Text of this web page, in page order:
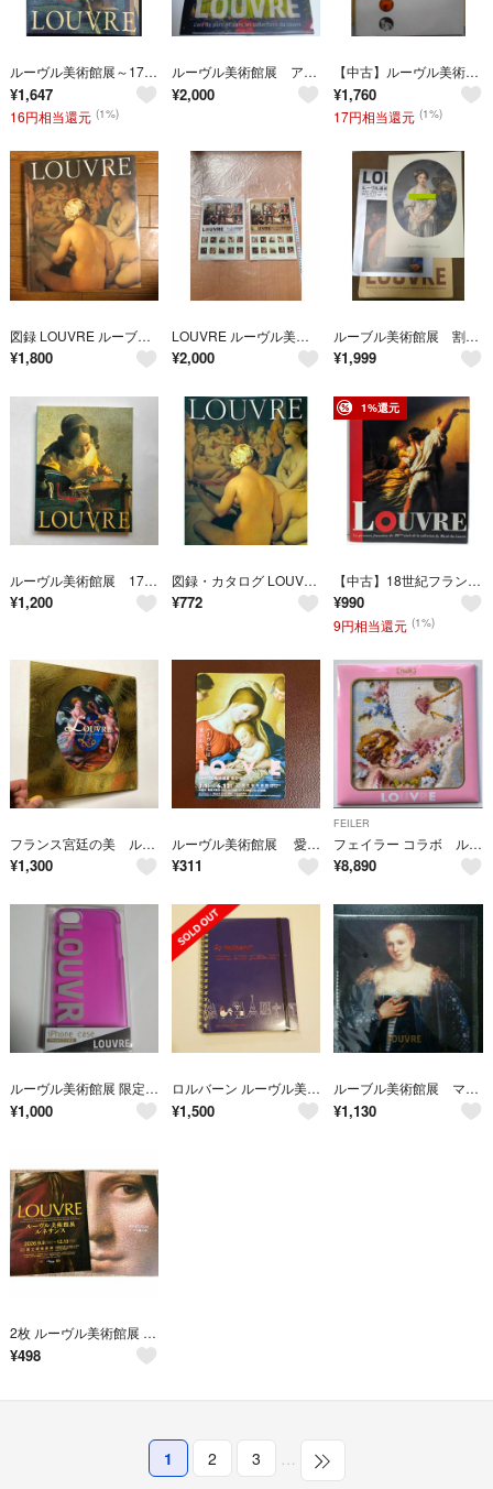
ルーヴル美術館展～17世紀ヨーロッパ絵画図録 大型本
¥1,647
16円相当還元 (1%)
ルーヴル美術館展 アルチンボルド《春》 オリジナルグッズ Ａ4クリアファイル
¥2,000
【中古】ルーヴル美術館展 : 美の宮殿の子どもたち／国立新美術館, 朝日新聞社事業本部文化事業部 編
¥1,760
17円相当還元 (1%)
図録 LOUVRE ルーブル美術館展 19世紀 フランス絵画 新古典主義 から
¥1,800
LOUVRE ルーヴル美術館展
¥2,000
ルーブル美術館展 割れた水瓶 ジャン=バティスト・クルーズ 国立新美術館
¥1,999
ルーヴル美術館展 17世紀ヨーロッパ絵画 図録 洋画 画集 油絵
¥1,200
図録・カタログ LOUVRE ルーブル美術館展 19世紀フランス絵画 新古典主義からロマン主義へ
¥772
1%還元
【中古】18世紀フランス絵画のきらめき ルーヴル美術館展 ロココから新古典派へ／読売新聞文化事業部／読売新聞社
¥990
9円相当還元 (1%)
フランス宮廷の美 ルーヴル美術館展 図録 絵画 工芸
¥1,300
ルーヴル美術館展 愛を描く カード サッソフェラート 《眠る幼子イエス》
¥311
FEILER
フェイラー コラボ ルーヴル美術館展 ラシーブルダムール 縁アイボリー
¥8,890
ルーヴル美術館展 限定 iPhone case iPhone6/7/8対応
¥1,000
ロルバーン ルーヴル美術館展 パリ 限定
¥1,500
ルーブル美術館展 マルチクリーナー 女性の肖像 美しきナーニ ヴェロネーゼ
¥1,130
2枚 ルーヴル美術館展 ダ・ヴィンチ 美しきフェロニエール フライヤー
¥498
1 2 3 …